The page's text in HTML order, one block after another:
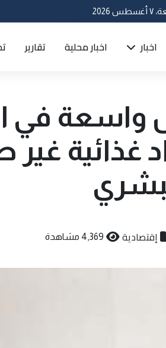
2026
اخبار اخبار محلية تقارير
واسعة في
غذائية غير
إقتصادية 4,369 مشاهدة